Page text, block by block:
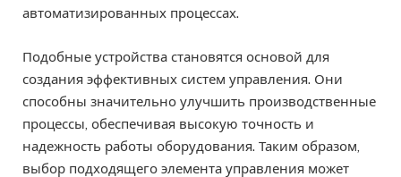
автоматизированных процессах.
Подобные устройства становятся основой для
создания эффективных систем управления. Они
способны значительно улучшить производственные
процессы, обеспечивая высокую точность и
надежность работы оборудования. Таким образом,
выбор подходящего элемента управления может